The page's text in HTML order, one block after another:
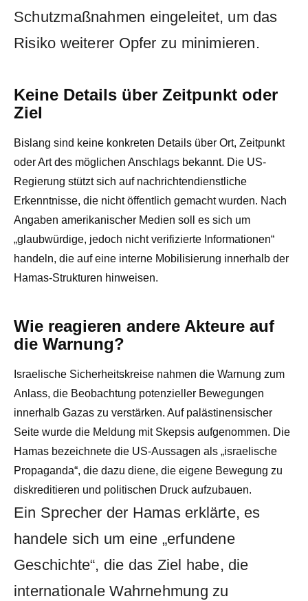
Schutzmaßnahmen eingeleitet, um das
Risiko weiterer Opfer zu minimieren.
Keine Details über Zeitpunkt oder
Ziel
Bislang sind keine konkreten Details über Ort, Zeitpunkt
oder Art des möglichen Anschlags bekannt. Die US-
Regierung stützt sich auf nachrichtendienstliche
Erkenntnisse, die nicht öffentlich gemacht wurden. Nach
Angaben amerikanischer Medien soll es sich um
„glaubwürdige, jedoch nicht verifizierte Informationen“
handeln, die auf eine interne Mobilisierung innerhalb der
Hamas-Strukturen hinweisen.
Wie reagieren andere Akteure auf
die Warnung?
Israelische Sicherheitskreise nahmen die Warnung zum
Anlass, die Beobachtung potenzieller Bewegungen
innerhalb Gazas zu verstärken. Auf palästinensischer
Seite wurde die Meldung mit Skepsis aufgenommen. Die
Hamas bezeichnete die US-Aussagen als „israelische
Propaganda“, die dazu diene, die eigene Bewegung zu
diskreditieren und politischen Druck aufzubauen.
Ein Sprecher der Hamas erklärte, es
handele sich um eine „erfundene
Geschichte“, die das Ziel habe, die
internationale Wahrnehmung zu